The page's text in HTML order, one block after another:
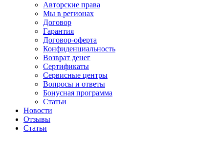
Авторские права
Мы в регионах
Договор
Гарантия
Договор-оферта
Конфиденциальность
Возврат денег
Сертификаты
Сервисные центры
Вопросы и ответы
Бонусная программа
Статьи
Новости
Отзывы
Статьи